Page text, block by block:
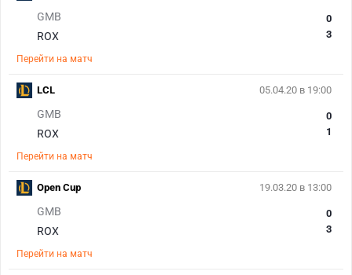
GMB
ROX
0
3
Перейти на матч
05.04.20 в 19:00
GMB
ROX
0
1
Перейти на матч
LCL
19.03.20 в 13:00
GMB
ROX
0
3
Перейти на матч
Open Cup